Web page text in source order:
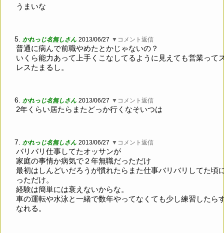
うまいな
5. かれっじ名無しさん 2013/06/27 ▼コメント返信
普通に病んで前職やめたとかじゃないの？
いくら能力あって上手くこなしてるように見えても営業って
レスたまるし。
6. かれっじ名無しさん 2013/06/27 ▼コメント返信
2年くらい居たらまたどっか行くなそいつは
7. かれっじ名無しさん 2013/06/27 ▼コメント返信
バリバリ仕事してたオッサンが
家庭の事情か病気で２年無職だっただけ
最初はしんどいだろうが慣れたらまた仕事バリバリしてた頃
っただけ。
経験は簡単には衰えないからな。
車の運転や水泳と一緒で数年やってなくても少し練習したら
なれる。